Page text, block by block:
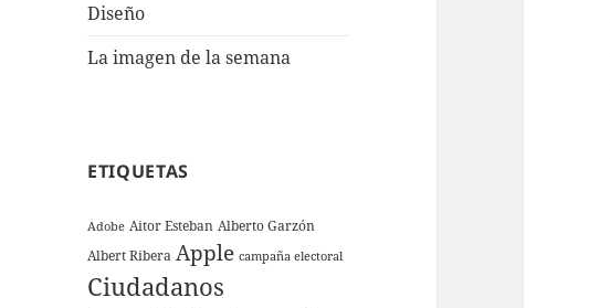
Diseño
La imagen de la semana
ETIQUETAS
Adobe Aitor Esteban Alberto Garzón
Albert Ribera Apple campaña electoral
Ciudadanos